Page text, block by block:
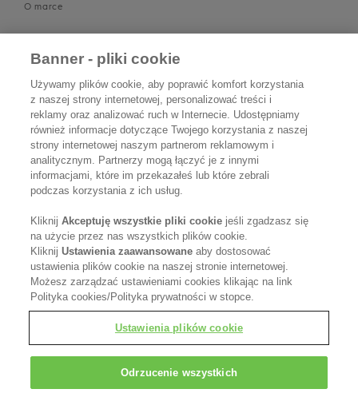
O marce
Współpracuj z nami
Kontakt
Polityka Prywatności
Polityka cookies
OBSERWUJ NAS
Kerasilk jest częścią Kao Salon Division.
Czyniąc życie pięknym dla salonów, stylistów i
Banner - pliki cookie
Używamy plików cookie, aby poprawić komfort korzystania
z naszej strony internetowej, personalizować treści i
reklamy oraz analizować ruch w Internecie. Udostępniamy
również informacje dotyczące Twojego korzystania z naszej
strony internetowej naszym partnerom reklamowym i
analitycznym. Partnerzy mogą łączyć je z innymi
informacjami, które im przekazałeś lub które zebrali
podczas korzystania z ich usług.
KliknijAkceptuję wszystkie pliki cookie jeśli zgadzasz się
na użycie przez nas wszystkich plików cookie.
KliknijUstawienia zaawansowane aby dostosować
ustawienia plików cookie na naszej stronie internetowej.
Możesz zarządzać ustawieniami cookies klikając na link
Polityka cookies/Polityka prywatności w stopce.
Ustawienia plików cookie
Odrzucenie wszystkich